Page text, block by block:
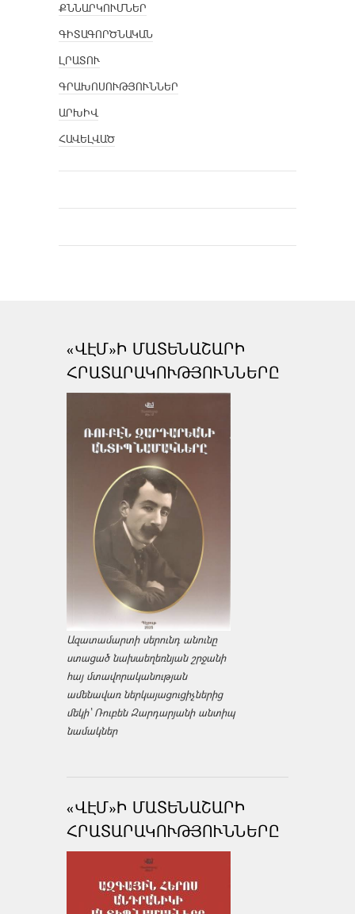
ՔՆՆԱՐԿՈՒՄՆԵՐ
ԳԻՏԱԳՈՐԾՆԱԿԱՆ
ԼՐԱՏՈՒ
ԳՐԱԽՈՍՈՒԹՅՈՒՆՆԵՐ
ԱՐԽԻՎ
ՀԱՎԵԼՎԱԾ
«ՎԷՄ»Ի ՄԱՏԵՆԱՇԱՐԻ
ՀՐԱՏԱՐԱԿՈՒԹՅՈՒՆՆԵՐԸ
Ազատամարտի սերունդ անունը
ստացած նախաեղեռնյան շրջանի
հայ մտավորականության
ամենավառ ներկայացուցիչներից
մեկի՝ Ռուբեն Զարդարյանի անտիպ
նամակներ
«ՎԷՄ»Ի ՄԱՏԵՆԱՇԱՐԻ
ՀՐԱՏԱՐԱԿՈՒԹՅՈՒՆՆԵՐԸ